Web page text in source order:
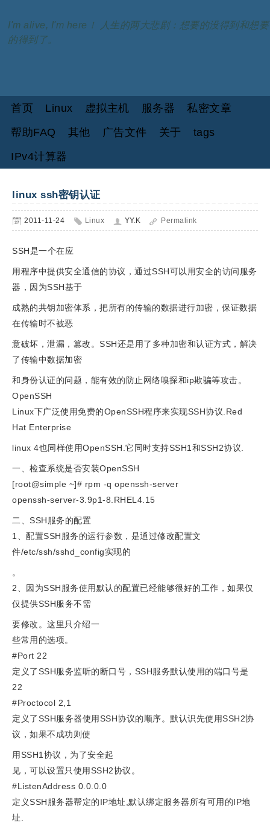
I'm alive, I'm here！ 人生的两大悲剧：想要的没得到和想要
的得到了。
首页 Linux 虚拟主机 服务器
私密文章
帮助FAQ
其他 广告文件 关于
tags
IPv4计算器
linux ssh密钥认证
2011-11-24 Linux YY.K Permalink
SSH是一个在应
用程序中提供安全通信的协议，通过SSH可以用安全的访问服务
器，因为SSH基于
成熟的共钥加密体系，把所有的传输的数据进行加密，保证数据
在传输时不被恶
意破坏，泄漏，篡改。SSH还是用了多种加密和认证方式，解决
了传输中数据加密
和身份认证的问题，能有效的防止网络嗅探和ip欺骗等攻击。
OpenSSH
Linux下广泛使用免费的OpenSSH程序来实现SSH协议.Red
Hat Enterprise
linux 4也同样使用OpenSSH.它同时支持SSH1和SSH2协议.
一、检查系统是否安装OpenSSH
[root@simple ~]# rpm -q openssh-server
openssh-server-3.9p1-8.RHEL4.15
二、SSH服务的配置
1、配置SSH服务的运行参数，是通过修改配置文
件/etc/ssh/sshd_config实现的
。
2、因为SSH服务使用默认的配置已经能够很好的工作，如果仅
仅提供SSH服务不需
要修改。这里只介绍一
些常用的选项。
#Port 22
定义了SSH服务监听的断口号，SSH服务默认使用的端口号是
22
#Proctocol 2,1
定义了SSH服务器使用SSH协议的顺序。默认识先使用SSH2协
议，如果不成功则使
用SSH1协议，为了安全起
见，可以设置只使用SSH2协议。
#ListenAddress 0.0.0.0
定义SSH服务器帮定的IP地址,默认绑定服务器所有可用的IP地
址.